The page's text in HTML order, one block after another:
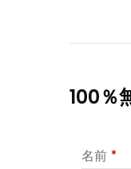
100％
名前 *